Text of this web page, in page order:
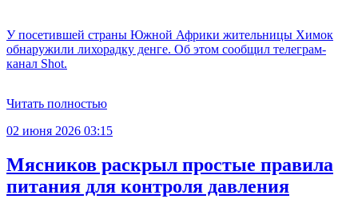
У посетившей страны Южной Африки жительницы Химок
обнаружили лихорадку денге. Об этом сообщил телеграм-
канал Shot.
Читать полностью
02 июня 2026 03:15
Мясников раскрыл простые правила
питания для контроля давления